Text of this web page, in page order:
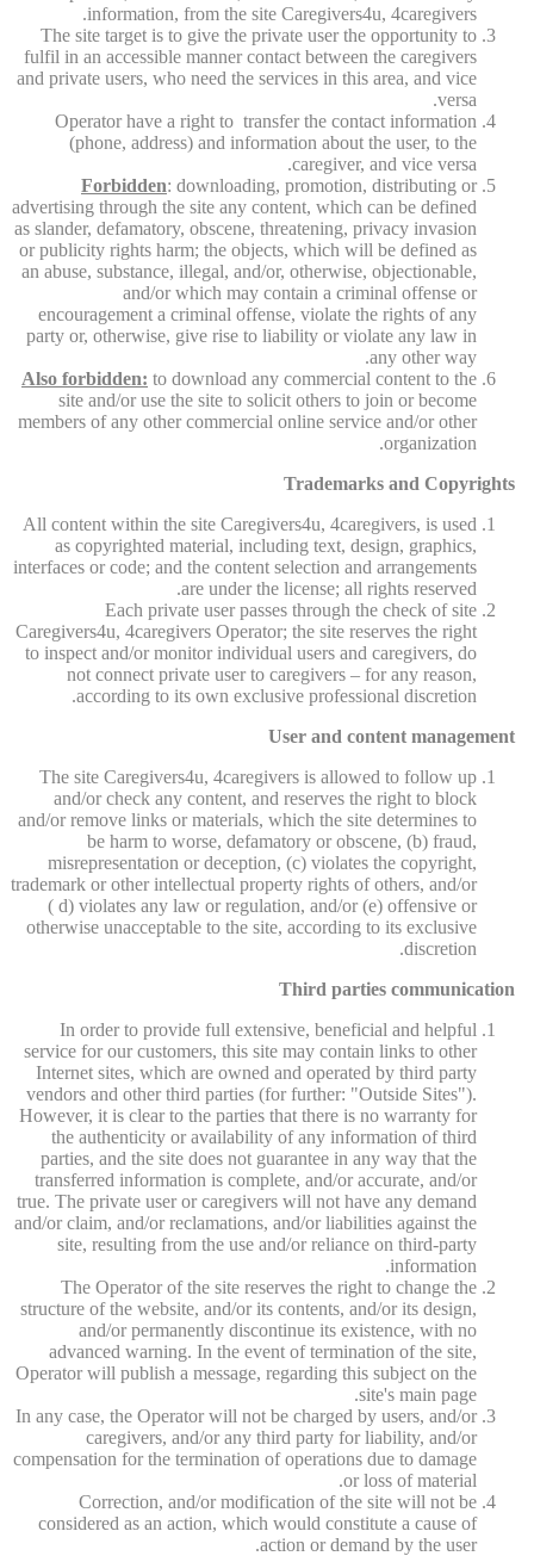
information, from the site Caregivers4u, 4caregivers.
The site target is to give the private user the opportunity to
fulfil in an accessible manner contact between the caregivers
and private users, who need the services in this area, and vice
versa.
Operator have a right to transfer the contact information
(phone, address) and information about the user, to the
caregiver, and vice versa.
Forbidden: downloading, promotion, distributing or
advertising through the site any content, which can be defined
as slander, defamatory, obscene, threatening, privacy invasion
or publicity rights harm; the objects, which will be defined as
an abuse, substance, illegal, and/or, otherwise, objectionable,
and/or which may contain a criminal offense or
encouragement a criminal offense, violate the rights of any
party or, otherwise, give rise to liability or violate any law in
any other way.
Also forbidden: to download any commercial content to the
site and/or use the site to solicit others to join or become
members of any other commercial online service and/or other
organization.
Trademarks and Copyrights
All content within the site Caregivers4u, 4caregivers, is used
as copyrighted material, including text, design, graphics,
interfaces or code; and the content selection and arrangements
are under the license; all rights reserved.
Each private user passes through the check of site
Caregivers4u, 4caregivers Operator; the site reserves the right
to inspect and/or monitor individual users and caregivers, do
not connect private user to caregivers – for any reason,
according to its own exclusive professional discretion.
User and content management
The site Caregivers4u, 4caregivers is allowed to follow up
and/or check any content, and reserves the right to block
and/or remove links or materials, which the site determines to
be harm to worse, defamatory or obscene, (b) fraud,
misrepresentation or deception, (c) violates the copyright,
trademark or other intellectual property rights of others, and/or
( d) violates any law or regulation, and/or (e) offensive or
otherwise unacceptable to the site, according to its exclusive
discretion.
Third parties communication
In order to provide full extensive, beneficial and helpful
service for our customers, this site may contain links to other
Internet sites, which are owned and operated by third party
vendors and other third parties (for further: "Outside Sites").
However, it is clear to the parties that there is no warranty for
the authenticity or availability of any information of third
parties, and the site does not guarantee in any way that the
transferred information is complete, and/or accurate, and/or
true. The private user or caregivers will not have any demand
and/or claim, and/or reclamations, and/or liabilities against the
site, resulting from the use and/or reliance on third-party
information.
The Operator of the site reserves the right to change the
structure of the website, and/or its contents, and/or its design,
and/or permanently discontinue its existence, with no
advanced warning. In the event of termination of the site,
Operator will publish a message, regarding this subject on the
site's main page.
In any case, the Operator will not be charged by users, and/or
caregivers, and/or any third party for liability, and/or
compensation for the termination of operations due to damage
or loss of material.
Correction, and/or modification of the site will not be
considered as an action, which would constitute a cause of
action or demand by the user.